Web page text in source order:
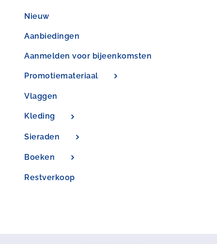
Nieuw
Aanbiedingen
Aanmelden voor bijeenkomsten
Promotiemateriaal
Vlaggen
Kleding
Sieraden
Boeken
Restverkoop